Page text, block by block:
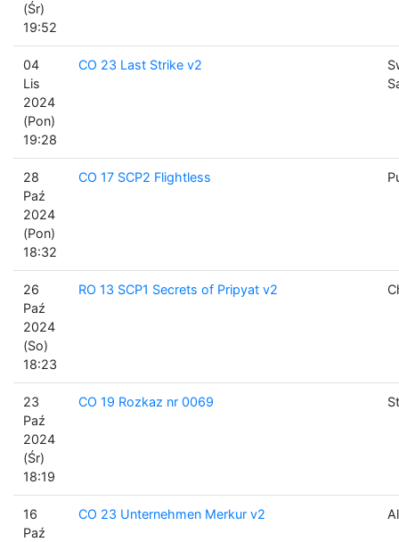
(Śr)
19:52
04
Lis
2024
(Pon)
19:28
CO 23 Last Strike v2
28
Paź
2024
(Pon)
18:32
CO 17 SCP2 Flightless
26
Paź
2024
(So)
18:23
RO 13 SCP1 Secrets of Pripyat v2
23
Paź
2024
(Śr)
18:19
CO 19 Rozkaz nr 0069
16
Paź
CO 23 Unternehmen Merkur v2